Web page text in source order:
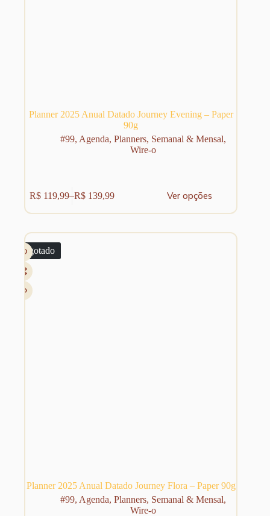
Planner 2025 Anual Datado Journey Evening – Paper
90g
#99, Agenda, Planners, Semanal & Mensal,
Wire-o
R$ 119,99–R$ 139,99
Faixa
de
R$ 119,99
Ver opções
produto
tem
variantes.
As
opções
podem
ser
escolhidas
Esgotado
Planner 2025 Anual Datado Journey Flora – Paper 90g
#99, Agenda, Planners, Semanal & Mensal,
Wire-o